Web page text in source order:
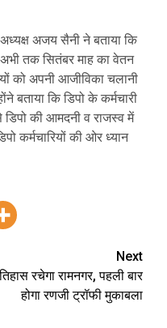
अजय सैनी ने बताया कि
अभी तक सितंबर माह का वेतन
को अपनी आजीविका चलानी
बताया कि डिपो के कर्मचारी
की आमदनी व राजस्व में
कर्मचारियों की ओर ध्यान
Next
रचेगा रामनगर, पहली बार
होगा रणजी ट्रॉफी मुकाबला